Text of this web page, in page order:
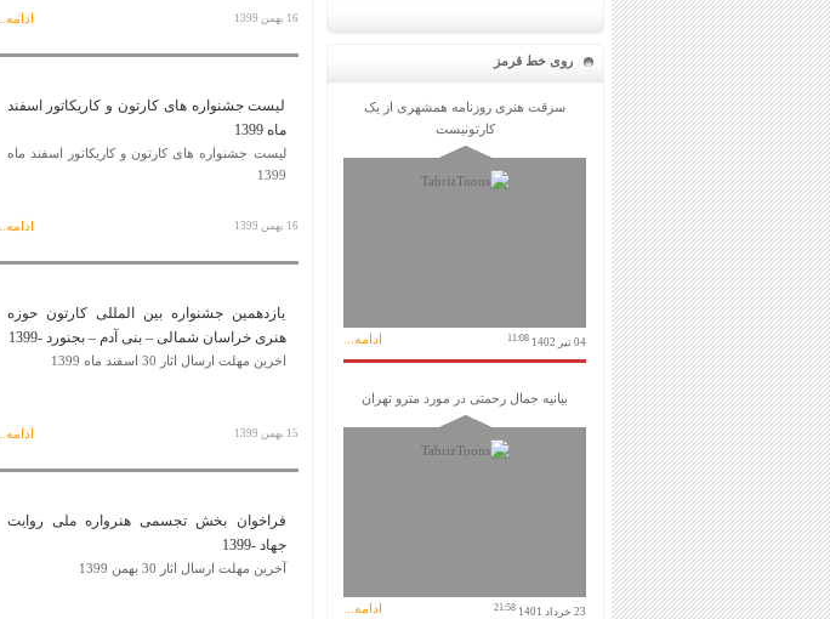
روی خط قرمز
سرقت هنری روزنامه همشهری از یک
کارتونیست
04 تیر 1402 11:08 ادامه...
بیانیه جمال رحمتی در مورد مترو تهران
23 خرداد 1401 21:58 ادامه...
16 بهمن 1399 ادامه...
لیست جشنواره های کارتون و کاریکاتور اسفند
ماه 1399
لیست جشنواره های کارتون و کاریکاتور اسفند ماه
1399
16 بهمن 1399 ادامه...
یازدهمین جشنواره بین المللی کارتون حوزه
هنری خراسان شمالی – بنی آدم – بجنورد -1399
اخرین مهلت ارسال اثار 30 اسفند ماه 1399
15 بهمن 1399 ادامه...
فراخوان بخش تجسمی هنرواره ملی روایت
جهاد -1399
آخرین مهلت ارسال اثار 30 بهمن 1399